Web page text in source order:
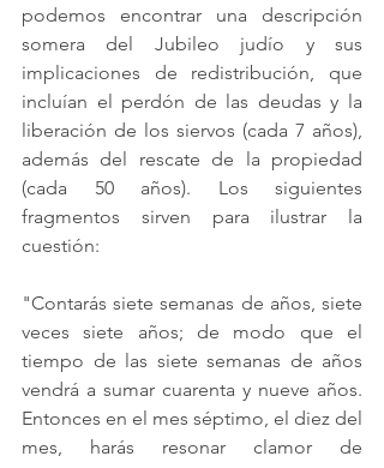
podemos encontrar una descripción
somera del Jubileo judío y sus
implicaciones de redistribución, que
incluían el perdón de las deudas y la
liberación de los siervos (cada 7 años),
además del rescate de la propiedad
(cada 50 años). Los siguientes
fragmentos sirven para ilustrar la
cuestión:
"Contarás siete semanas de años, siete
veces siete años; de modo que el
tiempo de las siete semanas de años
vendrá a sumar cuarenta y nueve años.
Entonces en el mes séptimo, el diez del
mes, harás resonar clamor de